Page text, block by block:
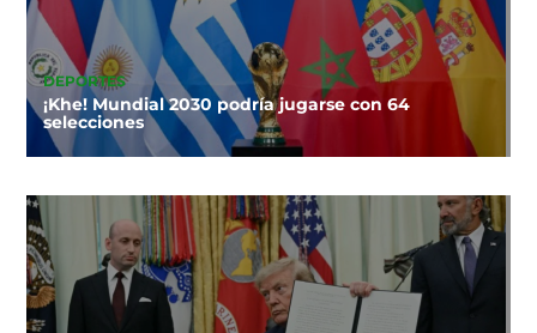
DEPORTES
¡Khe! Mundial 2030 podría jugarse con 64
selecciones